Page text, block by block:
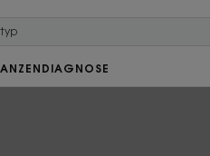
DIAGNOSE